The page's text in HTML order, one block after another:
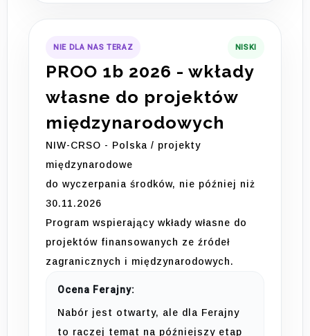
NIE DLA NAS TERAZ NISKI
PROO 1b 2026 - wkłady
własne do projektów
międzynarodowych
NIW-CRSO - Polska / projekty
międzynarodowe
do wyczerpania środków, nie później niż
30.11.2026
Program wspierający wkłady własne do
projektów finansowanych ze źródeł
zagranicznych i międzynarodowych.
Ocena Ferajny:
Nabór jest otwarty, ale dla Ferajny
to raczej temat na późniejszy etap